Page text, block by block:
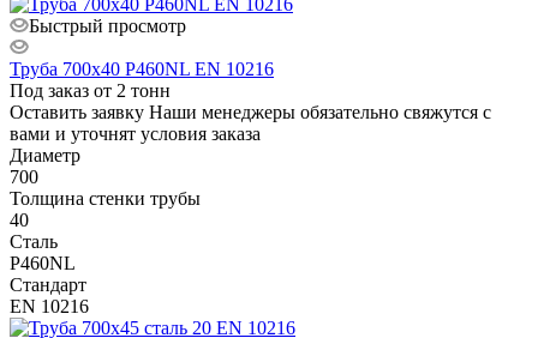
Быстрый просмотр
Труба 700х40 P460NL EN 10216
Под заказ от 2 тонн
Оставить заявку Наши менеджеры обязательно свяжутся с
вами и уточнят условия заказа
Диаметр
700
Толщина стенки трубы
40
Сталь
P460NL
Стандарт
EN 10216